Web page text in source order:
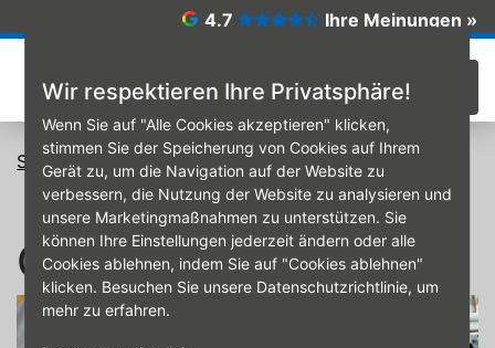
Wir respektieren Ihre Privatsphäre!
Wenn Sie auf "Alle Cookies akzeptieren" klicken,
stimmen Sie der Speicherung von Cookies auf Ihrem
Gerät zu, um die Navigation auf der Website zu
verbessern, die Nutzung der Website zu analysieren und
unsere Marketingmaßnahmen zu unterstützen. Sie
können Ihre Einstellungen jederzeit ändern oder alle
Cookies ablehnen, indem Sie auf "Cookies ablehnen"
klicken. Besuchen Sie unsere Datenschutzrichtlinie, um
mehr zu erfahren.
4.7 Ihre Meinungen »
Startseite Ölwechsel
Ölwechsel